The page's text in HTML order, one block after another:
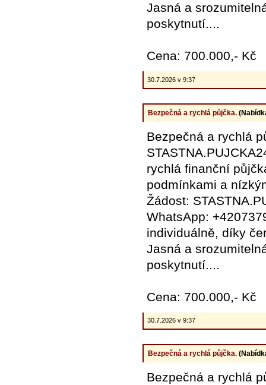
Jasná a
poskytnutí....
Cena: 700.000,- Kč
30.7.2026 v 9:37
Bezpečná a rychlá půjčka.
Bezpečná a rychlá
rychlá finanční
podmínkami a
Žádost:
WhatsApp:
individuálně, díky
Jasná a
poskytnutí....
Cena: 700.000,- Kč
30.7.2026 v 9:37
Bezpečná a rychlá půjčka.
Bezpečná a rychlá